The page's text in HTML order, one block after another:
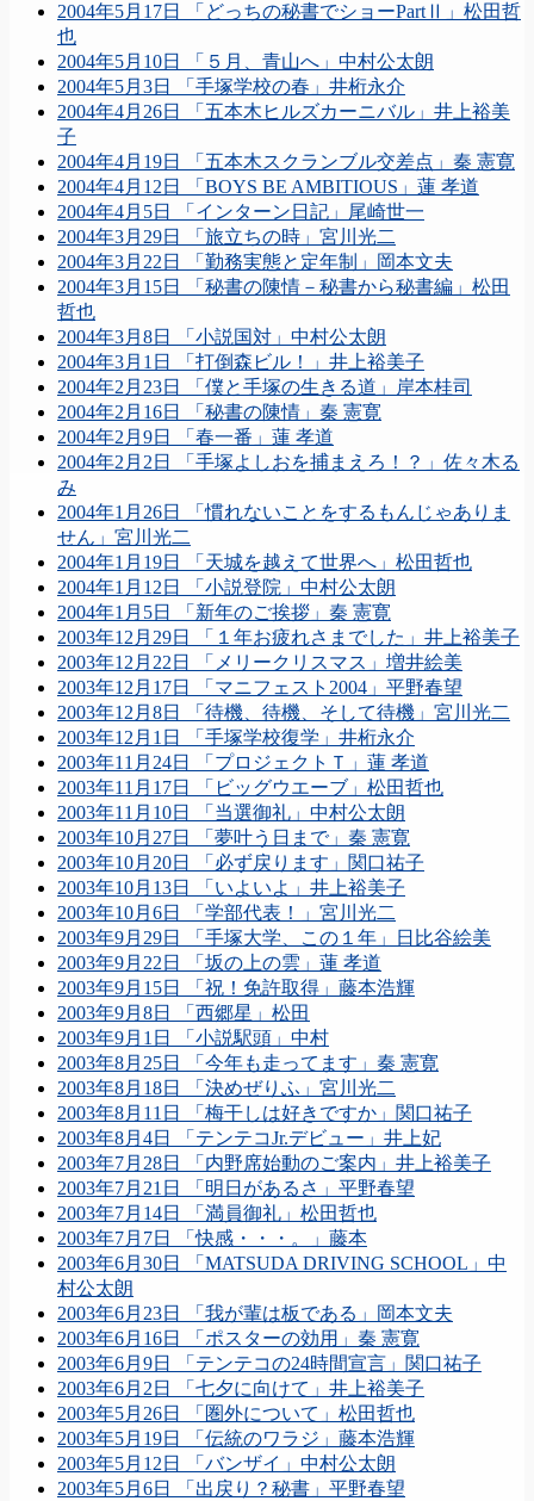
2004年5月17日 「どっちの秘書でショーPartⅡ」松田哲
也
2004年5月10日 「５月、青山へ」中村公太朗
2004年5月3日 「手塚学校の春」井桁永介
2004年4月26日 「五本木ヒルズカーニバル」井上裕美
子
2004年4月19日 「五本木スクランブル交差点」秦 憲寛
2004年4月12日 「BOYS BE AMBITIOUS」蓮 孝道
2004年4月5日 「インターン日記」尾崎世一
2004年3月29日 「旅立ちの時」宮川光二
2004年3月22日 「勤務実態と定年制」岡本文夫
2004年3月15日 「秘書の陳情－秘書から秘書編」松田
哲也
2004年3月8日 「小説国対」中村公太朗
2004年3月1日 「打倒森ビル！」井上裕美子
2004年2月23日 「僕と手塚の生きる道」岸本桂司
2004年2月16日 「秘書の陳情」秦 憲寛
2004年2月9日 「春一番」蓮 孝道
2004年2月2日 「手塚よしおを捕まえろ！？」佐々木る
み
2004年1月26日 「慣れないことをするもんじゃありま
せん」宮川光二
2004年1月19日 「天城を越えて世界へ」松田哲也
2004年1月12日 「小説登院」中村公太朗
2004年1月5日 「新年のご挨拶」秦 憲寛
2003年12月29日 「１年お疲れさまでした」井上裕美子
2003年12月22日 「メリークリスマス」増井絵美
2003年12月17日 「マニフェスト2004」平野春望
2003年12月8日 「待機、待機、そして待機」宮川光二
2003年12月1日 「手塚学校復学」井桁永介
2003年11月24日 「プロジェクトＴ」蓮 孝道
2003年11月17日 「ビッグウエーブ」松田哲也
2003年11月10日 「当選御礼」中村公太朗
2003年10月27日 「夢叶う日まで」秦 憲寛
2003年10月20日 「必ず戻ります」関口祐子
2003年10月13日 「いよいよ」井上裕美子
2003年10月6日 「学部代表！」宮川光二
2003年9月29日 「手塚大学、この１年」日比谷絵美
2003年9月22日 「坂の上の雲」蓮 孝道
2003年9月15日 「祝！免許取得」藤本浩輝
2003年9月8日 「西郷星」松田
2003年9月1日 「小説駅頭」中村
2003年8月25日 「今年も走ってます」秦 憲寛
2003年8月18日 「決めぜりふ」宮川光二
2003年8月11日 「梅干しは好きですか」関口祐子
2003年8月4日 「テンテコJr.デビュー」井上妃
2003年7月28日 「内野席始動のご案内」井上裕美子
2003年7月21日 「明日があるさ」平野春望
2003年7月14日 「満員御礼」松田哲也
2003年7月7日 「快感・・・。」藤本
2003年6月30日 「MATSUDA DRIVING SCHOOL」中
村公太朗
2003年6月23日 「我が輩は板である」岡本文夫
2003年6月16日 「ポスターの効用」秦 憲寛
2003年6月9日 「テンテコの24時間宣言」関口祐子
2003年6月2日 「七夕に向けて」井上裕美子
2003年5月26日 「圏外について」松田哲也
2003年5月19日 「伝統のワラジ」藤本浩輝
2003年5月12日 「バンザイ」中村公太朗
2003年5月6日 「出戻り？秘書」平野春望